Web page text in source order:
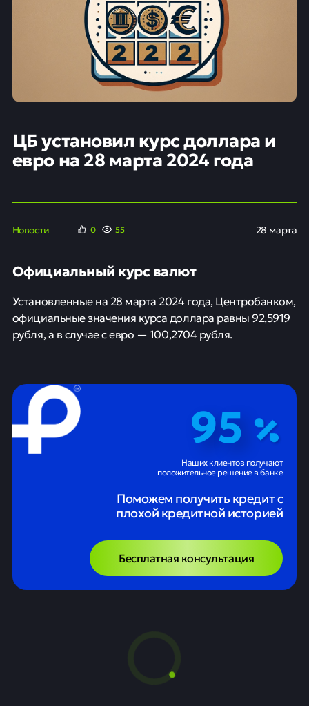
ЦБ установил курс доллара и
евро на 28 марта 2024 года
Новости 0 55 28 марта
Официальный курс валют
Установленные на 28 марта 2024 года, Центробанком,
официальные значения курса доллара равны 92,5919
рубля, а в случае с евро — 100,2704 рубля.
95
Наших клиентов получают
положительное решение в банке
Поможем получить кредит с
плохой кредитной историей
Бесплатная консультация